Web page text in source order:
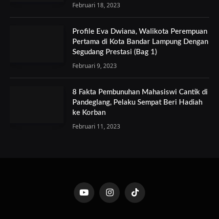
Februari 18, 2023
Profile Eva Dwiana, Walikota Perempuan
Pertama di Kota Bandar Lampung Dengan
Segudang Prestasi (Bag 1)
Februari 9, 2023
8 Fakta Pembunuhan Mahasiswi Cantik di
Pandeglang, Pelaku Sempat Beri Hadiah
ke Korban
Februari 11, 2023
YouTube InstagramTikTok